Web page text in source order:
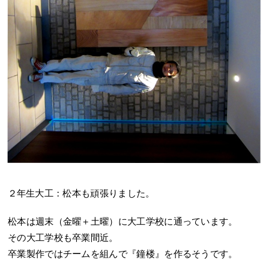
２年生大工：松本も頑張りました。
松本は週末（金曜＋土曜）に大工学校に通っています。
その大工学校も卒業間近。
卒業製作ではチームを組んで『鐘楼』を作るそうです。